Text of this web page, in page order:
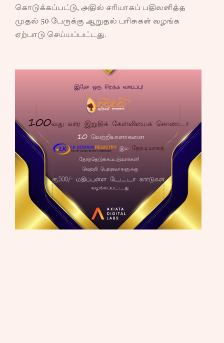
கொடுக்கப்பட்டு, அதில் சரியாகப் பதிலளித்த
முதல் 50 பேருக்கு ஆறுதல் பரிசுகள் வழங்க
ஏற்பாடு செய்யப்பட்டது.